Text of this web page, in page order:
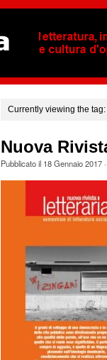
Currently viewing the tag:
Nuova
Pubblicato il 18 Gennaio 2017